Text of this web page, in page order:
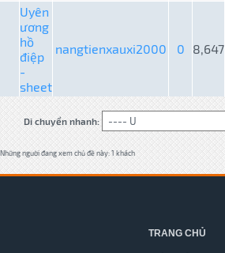
Uyên
ương
hồ
điệp
-
sheet
nangtienxauxi2000 0 8,647
Di chuyển nhanh:
Những người đang xem chủ đề này: 1 khách
TRANG CHỦ